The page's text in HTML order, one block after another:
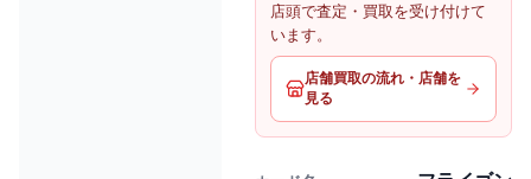
店頭で査定・買取を受け付けて
います。
店舗買取の流れ・店舗を
見る